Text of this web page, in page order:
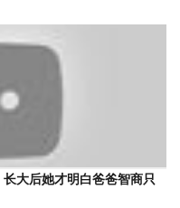
大后她才明白爸爸智商只